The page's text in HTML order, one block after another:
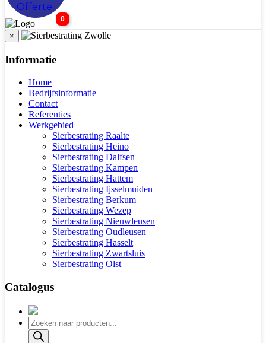
Offerte
0
×
Informatie
Home
Bedrijfsinformatie
Contact
Referenties
Werkgebied
Sierbestrating Raalte
Sierbestrating Heino
Sierbestrating Dalfsen
Sierbestrating Kampen
Sierbestrating Hattem
Sierbestrating Ijsselmuiden
Sierbestrating Berkum
Sierbestrating Wezep
Sierbestrating Nieuwleusen
Sierbestrating Oudleusen
Sierbestrating Hasselt
Sierbestrating Zwartsluis
Sierbestrating Olst
Catalogus
Producten
zoeken